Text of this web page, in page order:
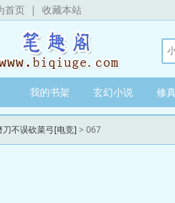
首页 | 收藏本站
我的书架 玄幻小说 修
刀不误砍菜弓[电竞] > 067